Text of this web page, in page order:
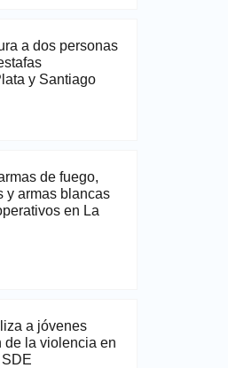
a dos personas
y Santiago
de fuego,
y armas blancas
en La
a jóvenes
de la violencia en